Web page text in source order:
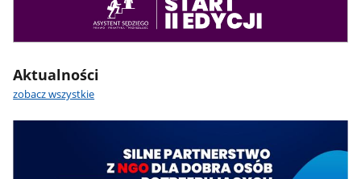
Aktualności
zobacz wszystkie